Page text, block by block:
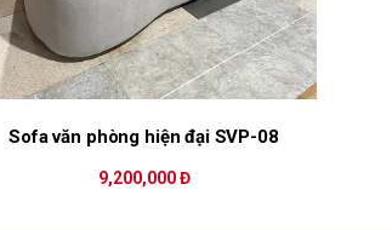
Sofa văn phòng hiện đại SVP-08
9,200,000 Đ